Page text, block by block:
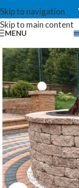
Skip to navigation
Skip to main content
MENU